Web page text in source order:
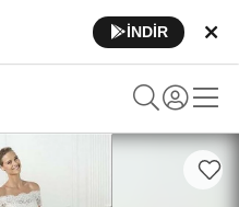
İNDİR